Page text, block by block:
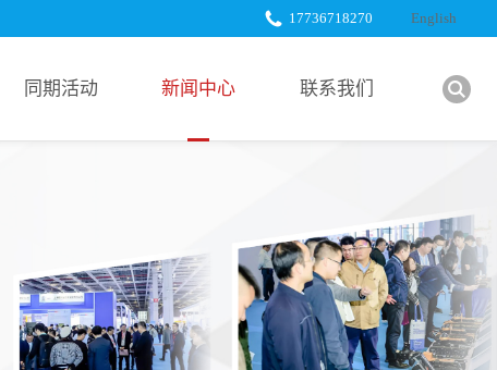
English
17736718270
同期活动 新闻中心
展商新闻
合作媒体
联系我们